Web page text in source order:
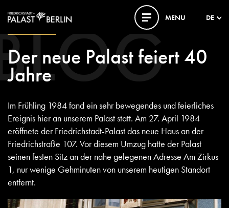
MENU DE
Der neue Palast feiert 40
Jahre
Im Frühling 1984 fand ein sehr bewegendes und feierliches
Ereignis hier an unserem Palast statt. Am 27. April 1984
eröffnete der Friedrichstadt-Palast das neue Haus an der
Friedrichstraße 107. Vor diesem Umzug hatte der Palast
seinen festen Sitz an der nahe gelegenen Adresse Am Zirkus
1, nur wenige Gehminuten von unserem heutigen Standort
entfernt.